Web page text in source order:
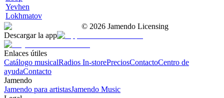
Yevhen
Lokhmatov
© 2026 Jamendo Licensing
Descargar la app
Enlaces útiles
Catálogo musicalRadios In-storePreciosContactoCentro de
ayudaContacto
Jamendo
Jamendo para artistasJamendo Music